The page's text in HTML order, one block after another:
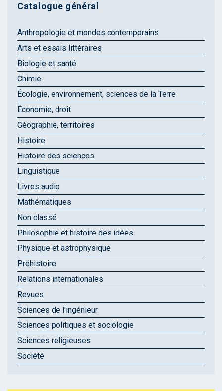
Catalogue général
Anthropologie et mondes contemporains
Arts et essais littéraires
Biologie et santé
Chimie
Écologie, environnement, sciences de la Terre
Économie, droit
Géographie, territoires
Histoire
Histoire des sciences
Linguistique
Livres audio
Mathématiques
Non classé
Philosophie et histoire des idées
Physique et astrophysique
Préhistoire
Relations internationales
Revues
Sciences de l'ingénieur
Sciences politiques et sociologie
Sciences religieuses
Société